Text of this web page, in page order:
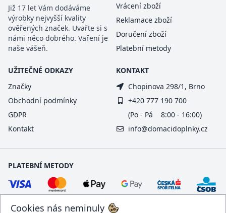
Cookies nás neminuly
Již 17 let Vám dodáváme
výrobky nejvyšší kvality
ověřených značek. Uvařte si s
námi něco dobrého. Vaření je
naše vášeň.
Vrácení zboží
Reklamace zboží
Doručení zboží
Platební metody
UŽITEČNÉ ODKAZY
Značky
Obchodní podmínky
GDPR
Kontakt
KONTAKT
Chopinova 298/1, Brno
+420 777 190 700
(Po - Pá 8:00 - 16:00)
info@domacidoplnky.cz
PLATEBNÍ METODY